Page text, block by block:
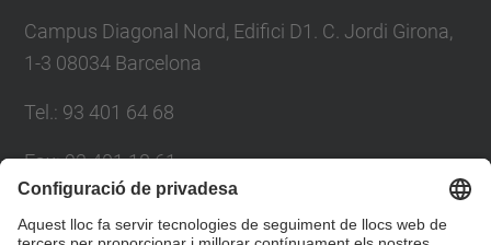
Campus Diagonal Nord, Edifici D1. C. Jordi Girona,
1-3 08034 Barcelona
Tel.: 93 401 64 68
Fax:93 401 18 61